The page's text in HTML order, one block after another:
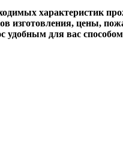
характеристик
изготовления, цены,
удобным для вас